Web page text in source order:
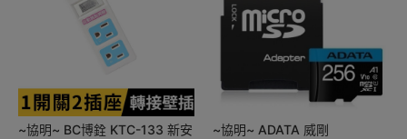
~協明~ BC博銓 KTC-133 新安
~協明~ ADATA 威剛